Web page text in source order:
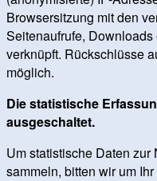
Browsersitzung mit den
Seitenaufrufe,
verknüpft. Rückschlüsse
möglich.
Die statistische
ausgeschaltet.
Um statistische Daten
sammeln, bitten wir um